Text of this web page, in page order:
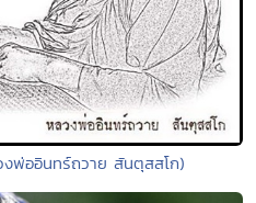
งพ่ออินทร์ถวาย สันตุสสโก)